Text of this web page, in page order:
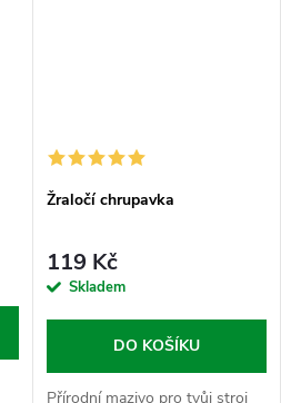
Žraločí chrupavka
119 Kč
Skladem
DO KOŠÍKU
Přírodní mazivo pro tvůj stroj